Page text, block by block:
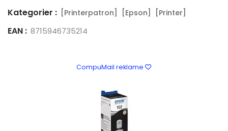
Kategorier : [Printerpatron] [Epson] [Printer]
EAN : 8715946735214
CompuMail reklame